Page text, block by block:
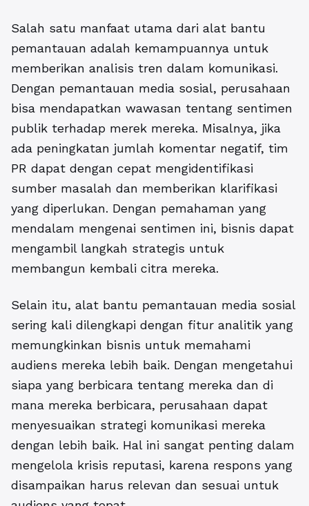
Salah satu manfaat utama dari alat bantu
pemantauan adalah kemampuannya untuk
memberikan analisis tren dalam komunikasi.
Dengan pemantauan media sosial, perusahaan
bisa mendapatkan wawasan tentang sentimen
publik terhadap merek mereka. Misalnya, jika
ada peningkatan jumlah komentar negatif, tim
PR dapat dengan cepat mengidentifikasi
sumber masalah dan memberikan klarifikasi
yang diperlukan. Dengan pemahaman yang
mendalam mengenai sentimen ini, bisnis dapat
mengambil langkah strategis untuk
membangun kembali citra mereka.
Selain itu, alat bantu pemantauan media sosial
sering kali dilengkapi dengan fitur analitik yang
memungkinkan bisnis untuk memahami
audiens mereka lebih baik. Dengan mengetahui
siapa yang berbicara tentang mereka dan di
mana mereka berbicara, perusahaan dapat
menyesuaikan strategi komunikasi mereka
dengan lebih baik. Hal ini sangat penting dalam
mengelola krisis reputasi, karena respons yang
disampaikan harus relevan dan sesuai untuk